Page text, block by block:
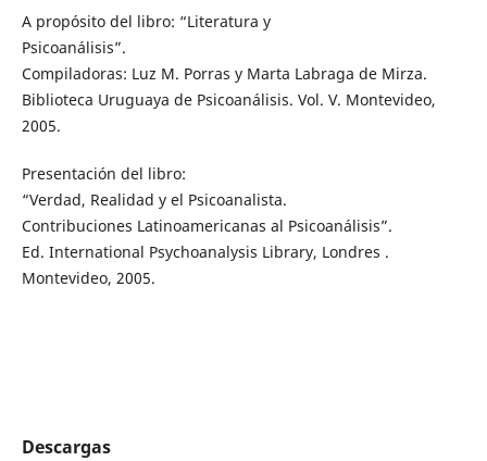
A propósito del libro: “Literatura y
Psicoanálisis”.
Compiladoras: Luz M. Porras y Marta Labraga de Mirza.
Biblioteca Uruguaya de Psicoanálisis. Vol. V. Montevideo,
2005.
Presentación del libro:
“Verdad, Realidad y el Psicoanalista.
Contribuciones Latinoamericanas al Psicoanálisis”.
Ed. International Psychoanalysis Library, Londres .
Montevideo, 2005.
Descargas